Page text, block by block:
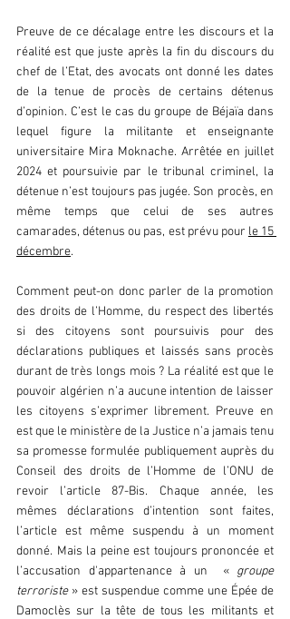
Preuve de ce décalage entre les discours et la
réalité est que juste après la fin du discours du
chef de l’Etat, des avocats ont donné les dates
de la tenue de procès de certains détenus
d’opinion. C’est le cas du groupe de Béjaïa dans
lequel figure la militante et enseignante
universitaire Mira Moknache. Arrêtée en juillet
2024 et poursuivie par le tribunal criminel, la
détenue n’est toujours pas jugée. Son procès, en
même temps que celui de ses autres
camarades, détenus ou pas, est prévu pour le 15
décembre.
Comment peut-on donc parler de la promotion
des droits de l’Homme, du respect des libertés
si des citoyens sont poursuivis pour des
déclarations publiques et laissés sans procès
durant de très longs mois ? La réalité est que le
pouvoir algérien n’a aucune intention de laisser
les citoyens s’exprimer librement. Preuve en
est que le ministère de la Justice n’a jamais tenu
sa promesse formulée publiquement auprès du
Conseil des droits de l’Homme de l’ONU de
revoir l’article 87-Bis. Chaque année, les
mêmes déclarations d’intention sont faites,
l’article est même suspendu à un moment
donné. Mais la peine est toujours prononcée et
l’accusation d'appartenance à un  « groupe
terroriste » est suspendue comme une Épée de
Damoclès sur la tête de tous les militants et